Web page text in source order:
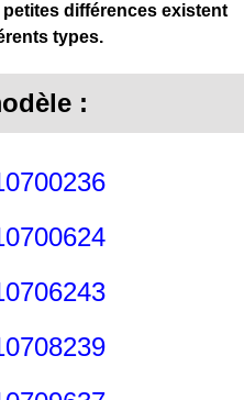
petites différences existent
types.
: